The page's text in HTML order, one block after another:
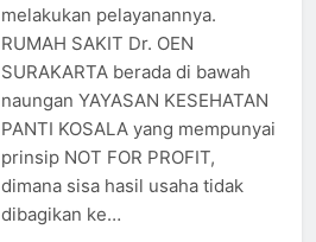
15/07/2025
Pendaftaran Pasien BPJS
RSUD Bung Karno
24/05/2024
Pendaftaran Pasien BPJS
RSUD Banyumas
24/05/2024
melakukan pelayanannya.
RUMAH SAKIT Dr. OEN
SURAKARTA berada di bawah
naungan YAYASAN KESEHATAN
PANTI KOSALA yang mempunyai
prinsip NOT FOR PROFIT,
dimana sisa hasil usaha tidak
dibagikan ke…